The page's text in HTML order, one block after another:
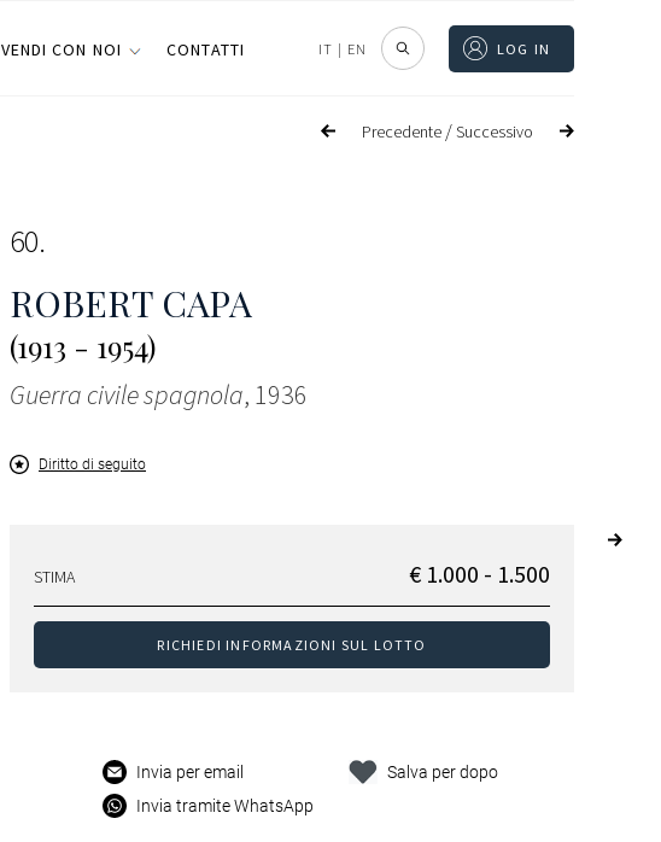
VENDI CON NOI CONTATTI IT | EN LOG IN
Precedente /Successivo
60
ROBERT CAPA
(1913 - 1954)
Guerra civile spagnola, 1936
Diritto di seguito
STIMA € 1.000 - 1.500
RICHIEDI INFORMAZIONI SUL LOTTO
Invia per email
Invia tramite WhatsApp
Salva per dopo